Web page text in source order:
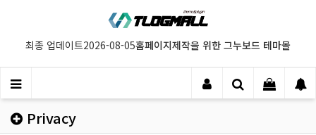
최종 업데이트2026-08-05홈페이지제작을 위한 그누보드 테마몰
Privacy